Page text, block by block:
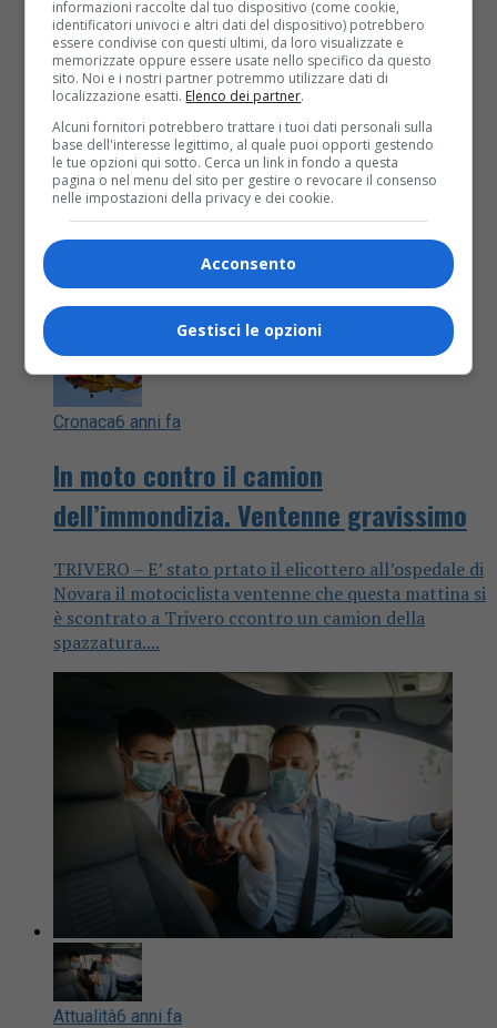
dei vigili del fuoco di Livorno Ferraris è intervenuta
sulla Sp 30 nel...
Cronaca6 anni fa
In moto contro il camion
dell’immondizia. Ventenne gravissimo
TRIVERO – E’ stato prtato il elicottero all’ospedale di
Novara il motociclista ventenne che questa mattina si
è scontrato a Trivero ccontro un camion della
spazzatura....
Attualità6 anni fa
informazioni raccolte dal tuo dispositivo (come cookie,
identificatori univoci e altri dati del dispositivo) potrebbero
essere condivise con questi ultimi, da loro visualizzate e
memorizzate oppure essere usate nello specifico da questo
sito. Noi e i nostri partner potremmo utilizzare dati di
localizzazione esatti. Elenco dei partner.
Alcuni fornitori potrebbero trattare i tuoi dati personali sulla
base dell'interesse legittimo, al quale puoi opporti gestendo
le tue opzioni qui sotto. Cerca un link in fondo a questa
pagina o nel menu del sito per gestire o revocare il consenso
nelle impostazioni della privacy e dei cookie.
Acconsento
Gestisci le opzioni